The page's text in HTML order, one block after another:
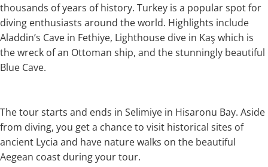
thousands of years of history. Turkey is a popular spot for
diving enthusiasts around the world. Highlights include
Aladdin’s Cave in Fethiye, Lighthouse dive in Kaş which is
the wreck of an Ottoman ship, and the stunningly beautiful
Blue Cave.
The tour starts and ends in Selimiye in Hisaronu Bay. Aside
from diving, you get a chance to visit historical sites of
ancient Lycia and have nature walks on the beautiful
Aegean coast during your tour.